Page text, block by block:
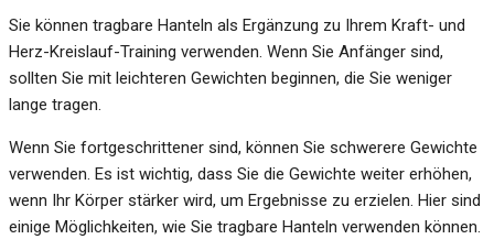
Sie können tragbare Hanteln als Ergänzung zu Ihrem Kraft- und
Herz-Kreislauf-Training verwenden. Wenn Sie Anfänger sind,
sollten Sie mit leichteren Gewichten beginnen, die Sie weniger
lange tragen.
Wenn Sie fortgeschrittener sind, können Sie schwerere Gewichte
verwenden. Es ist wichtig, dass Sie die Gewichte weiter erhöhen,
wenn Ihr Körper stärker wird, um Ergebnisse zu erzielen. Hier sind
einige Möglichkeiten, wie Sie tragbare Hanteln verwenden können.